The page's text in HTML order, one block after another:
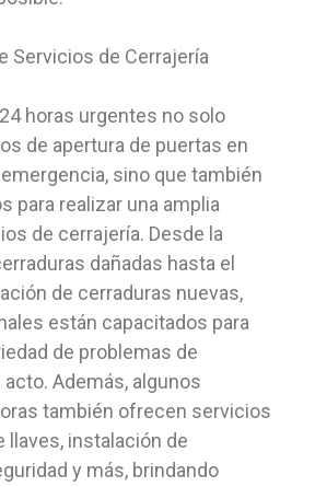
Servicios de Cerrajería
horas urgentes no solo
de apertura de puertas en
sino que también
para realizar una amplia
de cerrajería. Desde la
dañadas hasta el
de cerraduras nuevas,
están capacitados para
de problemas de
Además, algunos
también ofrecen servicios
llaves, instalación de
y más, brindando